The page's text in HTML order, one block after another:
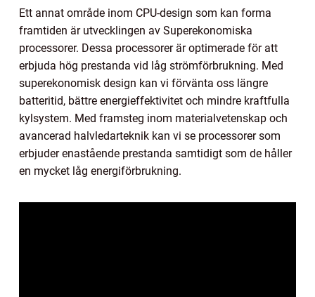
Ett annat område inom CPU-design som kan forma
framtiden är utvecklingen av Superekonomiska
processorer. Dessa processorer är optimerade för att
erbjuda hög prestanda vid låg strömförbrukning. Med
superekonomisk design kan vi förvänta oss längre
batteritid, bättre energieffektivitet och mindre kraftfulla
kylsystem. Med framsteg inom materialvetenskap och
avancerad halvledarteknik kan vi se processorer som
erbjuder enastående prestanda samtidigt som de håller
en mycket låg energiförbrukning.